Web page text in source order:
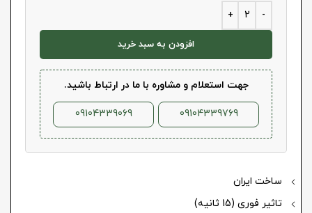
ساخت ایران
تاثیر فوری (15 ثانیه)
افزودن به سبد خرید
جهت استعلام و مشاوره با ما در ارتباط باشید.
09104339769
09104339069